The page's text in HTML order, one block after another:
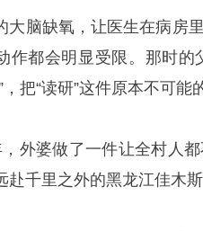
大脑缺氧，让医生在病房
作都会明显受限。那时的
，把“读研”这件原本不可能
，外婆做了一件让全村人
赴千里之外的黑龙江佳木